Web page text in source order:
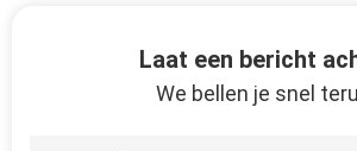
Laat een bericht
We bellen je snel